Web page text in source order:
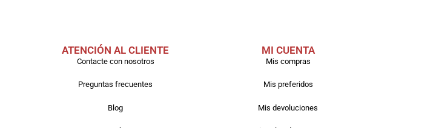
ATENCIÓN AL CLIENTE
Contacte con nosotros
Preguntas frecuentes
Blog
MI CUENTA
Mis compras
Mis preferidos
Mis devoluciones